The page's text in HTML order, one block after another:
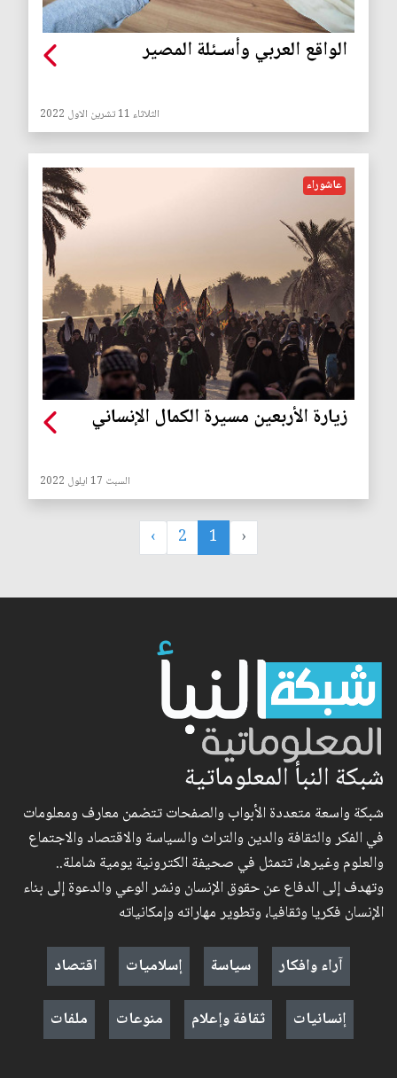
الواقع العربي وأسـئلة المصير
الثلاثاء 11 تشرين الاول 2022
عاشوراء
زيارة الأربعين مسيرة الكمال الإنساني
السبت 17 ايلول 2022
‹
1
2
›
شبكة النبأ المعلوماتية
شبكة واسعة متعددة الأبواب والصفحات تتضمن معارف ومعلومات
في الفكر والثقافة والدين والتراث والسياسة والاقتصاد والاجتماع
والعلوم وغيرها، تتمثل في صحيفة الكترونية يومية شاملة..
وتهدف إلى الدفاع عن حقوق الإنسان ونشر الوعي والدعوة إلى بناء
الإنسان فكريا وثقافيا، وتطوير مهاراته وإمكانياته
آراء وافكار
سياسة إسلاميات
اقتصاد
إنسانيات
ثقافة وإعلام منوعات ملفات